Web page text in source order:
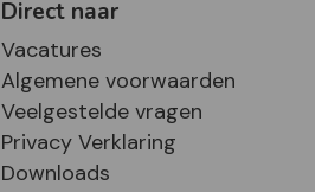
Direct naar
Vacatures
Algemene voorwaarden
Veelgestelde vragen
Privacy Verklaring
Downloads